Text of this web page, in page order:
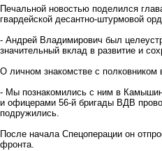
Печальной новостью поделился
гвардейской десантно-штурмовой
- Андрей Владимирович был
значительный вклад в развитие и
О личном знакомстве с
- Мы познакомились с ним в
и офицерами 56-й бригады ВДВ
подружились.
После начала Спецоперации он
фронта.